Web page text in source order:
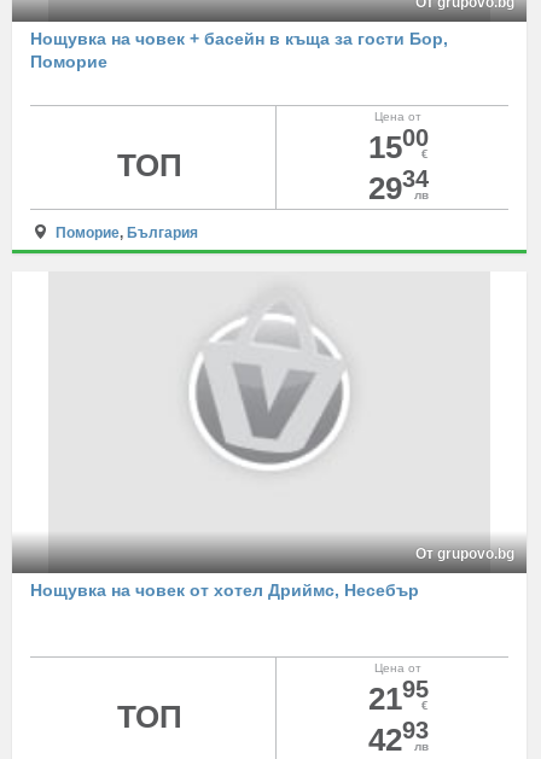
Нощувка на човек + басейн в къща за гости Бор,
Поморие
Цена от
1500
€
2934
лв
ТОП
Поморие, България
От grupovo.bg
Нощувка на човек от хотел Дриймс, Несебър
Цена от
2195
€
4293
лв
ТОП